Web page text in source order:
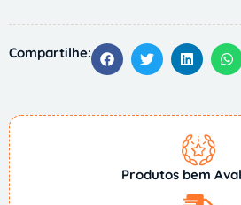
Compartilhe:
Produtos bem